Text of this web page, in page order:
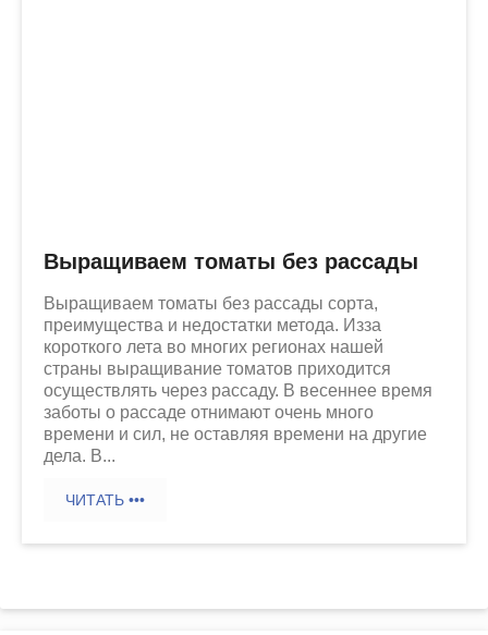
Выращиваем томаты без рассады
Выращиваем томаты без рассады сорта,
преимущества и недостатки метода. Изза
короткого лета во многих регионах нашей
страны выращивание томатов приходится
осуществлять через рассаду. В весеннее время
заботы о рассаде отнимают очень много
времени и сил, не оставляя времени на другие
дела. В...
ЧИТАТЬ •••